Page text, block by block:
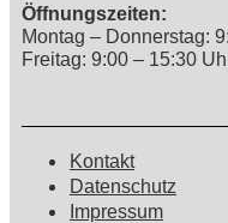
Öffnungszeiten:
Montag – Donnerstag:
Freitag: 9:00 – 15:30
Kontakt
Datenschutz
Impressum